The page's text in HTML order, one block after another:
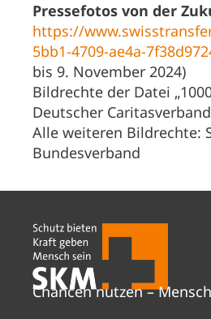
Pressefotos von der
https://
5bb1-4709-ae4a-
bis 9. November 2024)
Bildrechte der Datei
Deutscher Caritasverband
Alle weiteren Bildrechte:
Bundesverband
Chancen nutzen –